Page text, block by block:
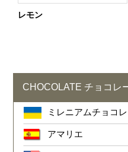
レモン
CHOCOLATE チョコレ
ミレニアムチョコ
アマリエ